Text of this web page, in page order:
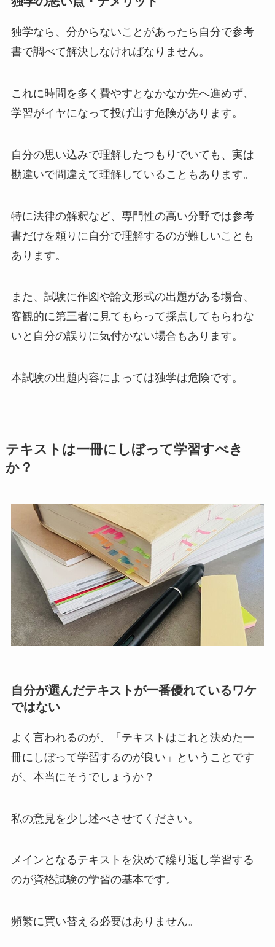
独学なら、分からないことがあったら自分で参考
書で調べて解決しなければなりません。
これに時間を多く費やすとなかなか先へ進めず、
学習がイヤになって投げ出す危険があります。
自分の思い込みで理解したつもりでいても、実は
勘違いで間違えて理解していることもあります。
特に法律の解釈など、専門性の高い分野では参考
書だけを頼りに自分で理解するのが難しいことも
あります。
また、試験に作図や論文形式の出題がある場合、
客観的に第三者に見てもらって採点してもらわな
いと自分の誤りに気付かない場合もあります。
本試験の出題内容によっては独学は危険です。
テキストは一冊にしぼって学習すべき
か？
自分が選んだテキストが一番優れているワケ
ではない
よく言われるのが、「テキストはこれと決めた一
冊にしぼって学習するのが良い」ということです
が、本当にそうでしょうか？
私の意見を少し述べさせてください。
メインとなるテキストを決めて繰り返し学習する
のが資格試験の学習の基本です。
頻繁に買い替える必要はありません。